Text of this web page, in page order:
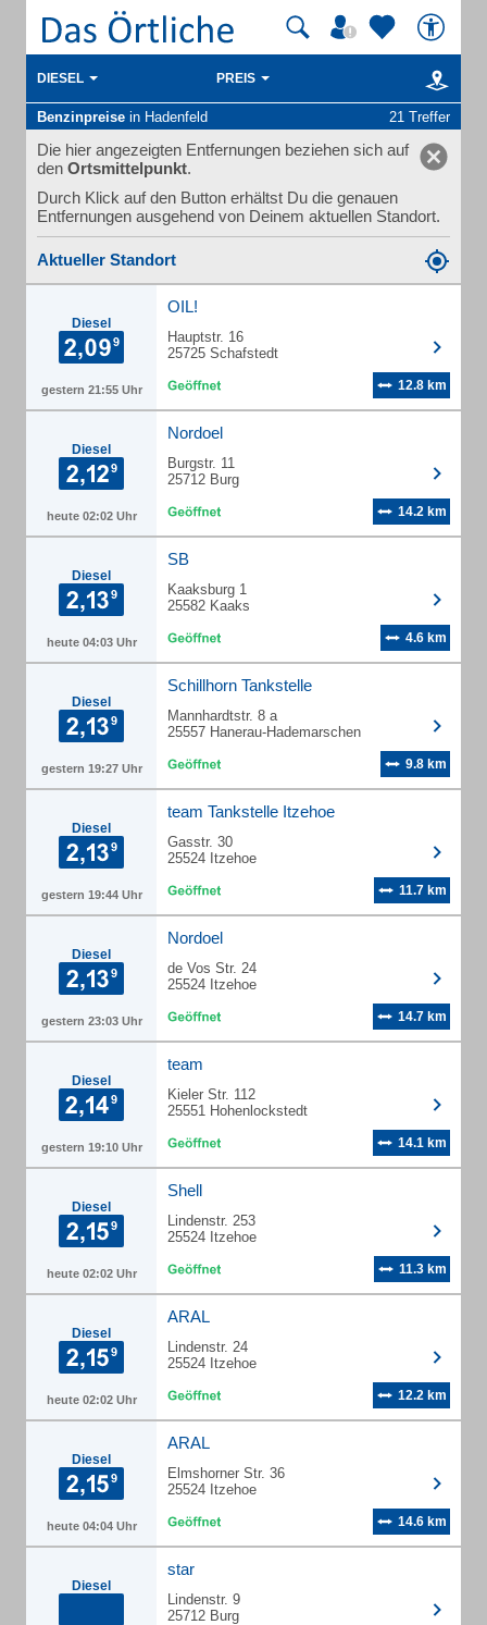
DIESEL PREIS
Benzinpreise in Hadenfeld 21 Treffer
Die hier angezeigten Entfernungen beziehen sich auf
den Ortsmittelpunkt.
Durch Klick auf den Button erhältst Du die genauen
Entfernungen ausgehend von Deinem aktuellen Standort.
Aktueller Standort
Diesel
gestern 21:55 Uhr
OIL!
Hauptstr. 16
25725 Schafstedt
12.8 km
Diesel
heute 02:02 Uhr
Nordoel
Burgstr. 11
25712 Burg
14.2 km
Diesel
heute 04:03 Uhr
SB
Kaaksburg 1
25582 Kaaks
4.6 km
Diesel
gestern 19:27 Uhr
Schillhorn Tankstelle
Mannhardtstr. 8 a
25557 Hanerau-Hademarschen
9.8 km
Diesel
gestern 19:44 Uhr
team Tankstelle Itzehoe
Gasstr. 30
25524 Itzehoe
11.7 km
Diesel
gestern 23:03 Uhr
Nordoel
de Vos Str. 24
25524 Itzehoe
14.7 km
Diesel
gestern 19:10 Uhr
team
Kieler Str. 112
25551 Hohenlockstedt
14.1 km
Diesel
heute 02:02 Uhr
Shell
Lindenstr. 253
25524 Itzehoe
11.3 km
Diesel
heute 02:02 Uhr
ARAL
Lindenstr. 24
25524 Itzehoe
12.2 km
Diesel
heute 04:04 Uhr
ARAL
Elmshorner Str. 36
25524 Itzehoe
14.6 km
Diesel
star
Lindenstr. 9
25712 Burg